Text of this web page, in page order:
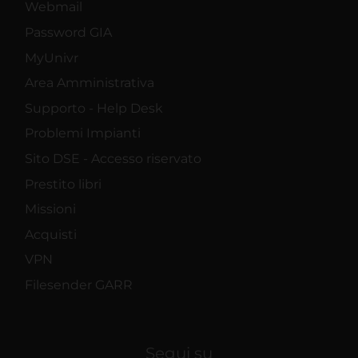
Webmail
Password GIA
MyUnivr
Area Amministrativa
Supporto - Help Desk
Problemi Impianti
Sito DSE - Accesso riservato
Prestito libri
Missioni
Acquisti
VPN
Filesender GARR
Segui su